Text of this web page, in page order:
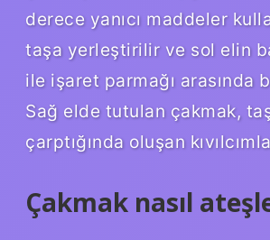
derece yanıcı maddeler
taşa yerleştirilir ve sol elin
ile işaret parmağı arasında
Sağ elde tutulan çakmak,
çarptığında oluşan
Çakmak nasıl